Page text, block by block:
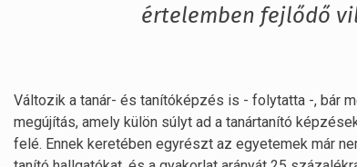
értelemben fejlődő
Változik a tanár- és tanítóképzés is - folytatta -, bár
megújítás, amely külön súlyt ad a tanártanító
felé. Ennek keretében egyrészt az egyetemek már